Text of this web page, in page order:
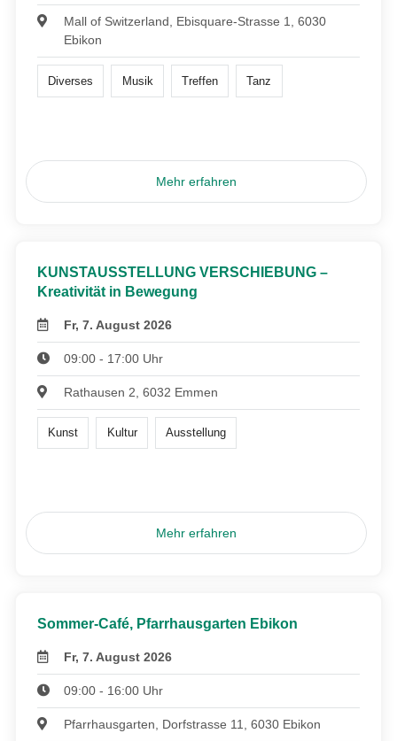
Mall of Switzerland, Ebisquare-Strasse 1, 6030
Ebikon
Diverses Musik Treffen Tanz
Mehr erfahren
KUNSTAUSSTELLUNG VERSCHIEBUNG –
Kreativität in Bewegung
Fr, 7. August 2026
09:00 - 17:00 Uhr
Rathausen 2, 6032 Emmen
Kunst Kultur Ausstellung
Mehr erfahren
Sommer-Café, Pfarrhausgarten Ebikon
Fr, 7. August 2026
09:00 - 16:00 Uhr
Pfarrhausgarten, Dorfstrasse 11, 6030 Ebikon